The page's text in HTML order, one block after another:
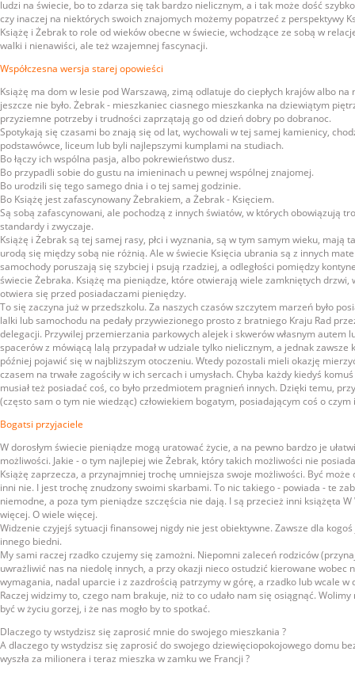
ludzi na świecie, bo to zdarza się tak bardzo nielicznym, a i tak może dość
czy inaczej na niektórych swoich znajomych możemy popatrzeć z perspektywy
Książę i Żebrak to role od wieków obecne w świecie, wchodzące ze sobą w
walki i nienawiści, ale też wzajemnej fascynacji.
Współczesna wersja starej opowieści
Książę ma dom w lesie pod Warszawą, zimą odlatuje do ciepłych krajów albo
jeszcze nie było. Żebrak - mieszkaniec ciasnego mieszkanka na dziewiątym
przyziemne potrzeby i trudności zaprzątają go od dzień dobry po dobranoc.
Spotykają się czasami bo znają się od lat, wychowali w tej samej kamienicy,
podstawówce, liceum lub byli najlepszymi kumplami na studiach.
Bo łączy ich wspólna pasja, albo pokrewieństwo dusz.
Bo przypadli sobie do gustu na imieninach u pewnej wspólnej znajomej.
Bo urodzili się tego samego dnia i o tej samej godzinie.
Bo Książę jest zafascynowany Żebrakiem, a Żebrak - Księciem.
Są sobą zafascynowani, ale pochodzą z innych światów, w których obowiązują
standardy i zwyczaje.
Książę i Żebrak są tej samej rasy, płci i wyznania, są w tym samym wieku, mają
urodą się między sobą nie różnią. Ale w świecie Księcia ubrania są z innych
samochody poruszają się szybciej i psują rzadziej, a odległości pomiędzy
świecie Żebraka. Książę ma pieniądze, które otwierają wiele zamkniętych
otwiera się przed posiadaczami pieniędzy.
To się zaczyna już w przedszkolu. Za naszych czasów szczytem marzeń było
lalki lub samochodu na pedały przywiezionego prosto z bratniego Kraju Rad
delegacji. Przywilej przemierzania parkowych alejek i skwerów własnym autem
spacerów z mówiącą lalą przypadał w udziale tylko nielicznym, a jednak zawsze
później pojawić się w najbliższym otoczeniu. Wtedy pozostali mieli okazję
czasem na trwałe zagościły w ich sercach i umysłach. Chyba każdy kiedyś
musiał też posiadać coś, co było przedmiotem pragnień innych. Dzięki temu,
(często sam o tym nie wiedząc) człowiekiem bogatym, posiadającym coś o
Bogatsi przyjaciele
W dorosłym świecie pieniądze mogą uratować życie, a na pewno bardzo je
możliwości. Jakie - o tym najlepiej wie Żebrak, który takich możliwości nie
Książę zaprzecza, a przynajmniej trochę umniejsza swoje możliwości. Być
inni nie. I jest trochę znudzony swoimi skarbami. To nic takiego - powiada - te
niemodne, a poza tym pieniądze szczęścia nie dają. I są przecież inni książęta W
więcej. O wiele więcej.
Widzenie czyjejś sytuacji finansowej nigdy nie jest obiektywne. Zawsze dla
innego biedni.
My sami raczej rzadko czujemy się zamożni. Niepomni zaleceń rodziców
uwrażliwić nas na niedolę innych, a przy okazji nieco ostudzić kierowane wobec
wymagania, nadal uparcie i z zazdrością patrzymy w górę, a rzadko lub wcale w
Raczej widzimy to, czego nam brakuje, niż to co udało nam się osiągnąć.
być w życiu gorzej, i że nas mogło by to spotkać.
Dlaczego ty wstydzisz się zaprosić mnie do swojego mieszkania ?
A dlaczego ty wstydzisz się zaprosić do swojego dziewięciopokojowego domu
wyszła za milionera i teraz mieszka w zamku we Francji ?